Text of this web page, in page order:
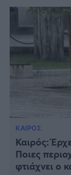
ΚΑΙΡΟΣ
Καιρός:
Ποιες
φτιάχνει ο